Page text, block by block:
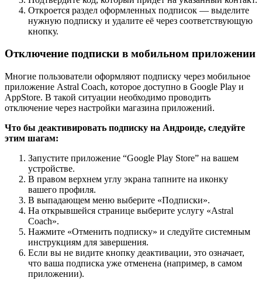
Откроется раздел оформленных подписок — выделите
нужную подписку и удалите её через соответствующую
кнопку.
Отключение подписки в мобильном приложении
Многие пользователи оформляют подписку через мобильное
приложение Astral Coach, которое доступно в Google Play и
AppStore. В такой ситуации необходимо проводить
отключение через настройки магазина приложений.
Что бы деактивировать подписку на Андроиде, следуйте
этим шагам:
Запустите приложение “Google Play Store” на вашем
устройстве.
В правом верхнем углу экрана тапните на иконку
вашего профиля.
В выпадающем меню выберите «Подписки».
На открывшейся странице выберите услугу «Astral
Coach».
Нажмите «Отменить подписку» и следуйте системным
инструкциям для завершения.
Если вы не видите кнопку деактивации, это означает,
что ваша подписка уже отменена (например, в самом
приложении).